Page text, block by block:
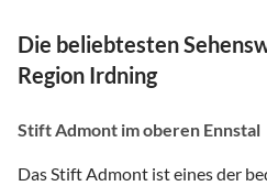
Die beliebtesten
Region Irdning
Stift Admont im oberen Ennstal
Das Stift Admont ist eines der